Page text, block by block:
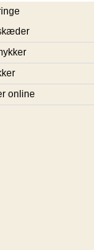
online